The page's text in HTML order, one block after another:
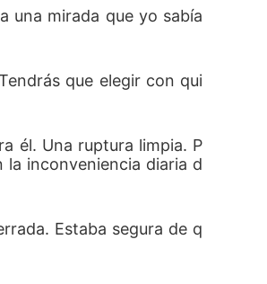
una mirada que yo sabía
que elegir con qui
él. Una ruptura limpia. P
inconveniencia diaria d
Estaba segura de q